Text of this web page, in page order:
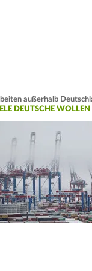
außerhalb
DEUTSCHE